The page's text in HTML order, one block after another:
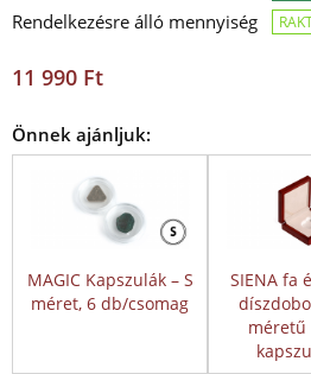
Rendelkezésre álló mennyiség
11 990 Ft
Önnek ajánljuk:
MAGIC Kapszulák – S
méret, 6 db/csomag
SIENA fa
méretű